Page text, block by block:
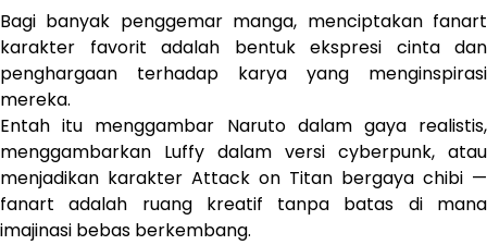
Bagi banyak penggemar manga, menciptakan fanart
karakter favorit adalah bentuk ekspresi cinta dan
penghargaan terhadap karya yang menginspirasi
mereka.
Entah itu menggambar Naruto dalam gaya realistis,
menggambarkan Luffy dalam versi cyberpunk, atau
menjadikan karakter Attack on Titan bergaya chibi —
fanart adalah ruang kreatif tanpa batas di mana
imajinasi bebas berkembang.